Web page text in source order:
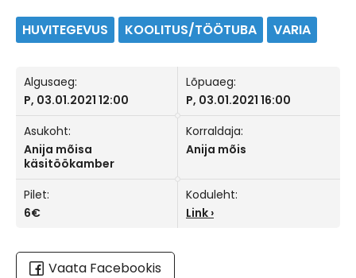
HUVITEGEVUS KOOLITUS/TÖÖTUBA VARIA
Algusaeg:
P, 03.01.2021 12:00
Lõpuaeg:
P, 03.01.2021 16:00
Asukoht:
Anija mõisa
käsitöökamber
Korraldaja:
Anija mõis
Pilet:
6€
Koduleht:
Link
Vaata Facebookis